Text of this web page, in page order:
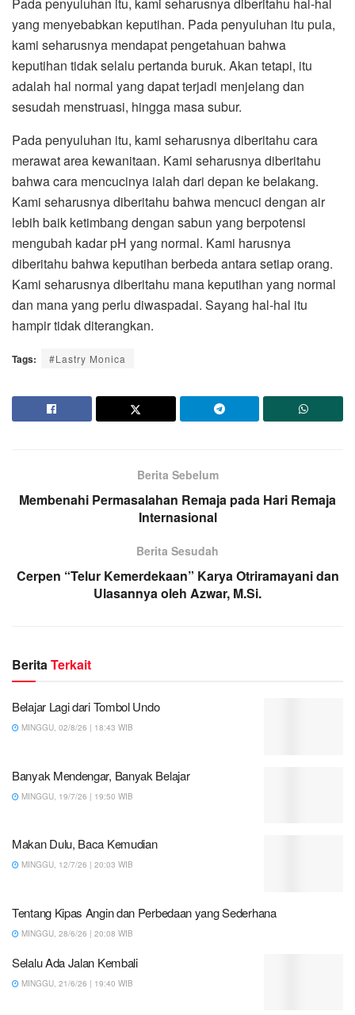
Pada penyuluhan itu, kami seharusnya diberitahu hal-hal
yang menyebabkan keputihan. Pada penyuluhan itu pula,
kami seharusnya mendapat pengetahuan bahwa
keputihan tidak selalu pertanda buruk. Akan tetapi, itu
adalah hal normal yang dapat terjadi menjelang dan
sesudah menstruasi, hingga masa subur.
Pada penyuluhan itu, kami seharusnya diberitahu cara
merawat area kewanitaan. Kami seharusnya diberitahu
bahwa cara mencucinya ialah dari depan ke belakang.
Kami seharusnya diberitahu bahwa mencuci dengan air
lebih baik ketimbang dengan sabun yang berpotensi
mengubah kadar pH yang normal. Kami harusnya
diberitahu bahwa keputihan berbeda antara setiap orang.
Kami seharusnya diberitahu mana keputihan yang normal
dan mana yang perlu diwaspadai. Sayang hal-hal itu
hampir tidak diterangkan.
Tags: #Lastry Monica
Berita Sebelum
Membenahi Permasalahan Remaja pada Hari Remaja
Internasional
Berita Sesudah
Cerpen “Telur Kemerdekaan” Karya Otriramayani dan
Ulasannya oleh Azwar, M.Si.
BeritaTerkait
Belajar Lagi dari Tombol Undo
MINGGU, 02/8/26 | 18:43 WIB
Banyak Mendengar, Banyak Belajar
MINGGU, 19/7/26 | 19:50 WIB
Makan Dulu, Baca Kemudian
MINGGU, 12/7/26 | 20:03 WIB
Tentang Kipas Angin dan Perbedaan yang Sederhana
MINGGU, 28/6/26 | 20:08 WIB
Selalu Ada Jalan Kembali
MINGGU, 21/6/26 | 19:40 WIB